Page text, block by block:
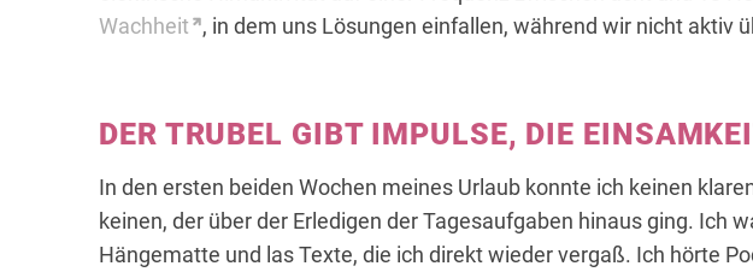
Wachheit
, in dem uns Lösungen einfallen, während wir nicht aktiv
DER TRUBEL GIBT IMPULSE, DIE
In den ersten beiden Wochen meines Urlaub konnte ich keinen
keinen, der über der Erledigen der Tagesaufgaben hinaus ging. Ich
Hängematte und las Texte, die ich direkt wieder vergaß. Ich hörte